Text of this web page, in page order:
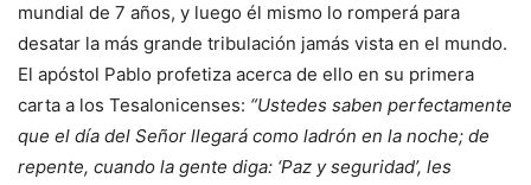
mundial de 7 años, y luego él mismo lo romperá para
desatar la más grande tribulación jamás vista en el mundo.
El apóstol Pablo profetiza acerca de ello en su primera
carta a los Tesalonicenses: “Ustedes saben perfectamente
que el día del Señor llegará como ladrón en la noche; de
repente, cuando la gente diga: ‘Paz y seguridad’, les